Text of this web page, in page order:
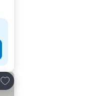
Toevoegen aan favorieten